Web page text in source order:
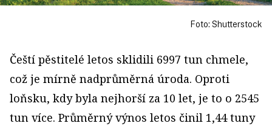
Foto: Shutterstock
Čeští pěstitelé letos sklidili 6997 tun chmele,
což je mírně nadprůměrná úroda. Oproti
loňsku, kdy byla nejhorší za 10 let, je to o 2545
tun více. Průměrný výnos letos činil 1,44 tuny